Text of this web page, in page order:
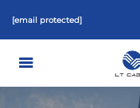
[email protected]